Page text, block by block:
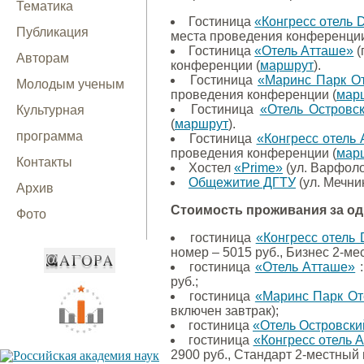
Тематика
Публикация
Авторам
Молодым ученым
Культурная
программа
Контакты
Архив
Фото
Гостиница«Конгресс отель
места проведения
Гостиница«Отель Атташе»
конференции (маршрут).
Гостиница «Маринс Парк
проведения конференции (
Гостиница «Отель
(маршрут).
Гостиница «Конгресс
проведения конференции (
Хостел «Prime» (ул.
Общежитие ДГТУ (ул.
Стоимость проживания за
гостиница «Конгресс отель
номер – 5015 руб., Бизнес 2-
гостиница «Отель Атташе»
руб.;
гостиница «Маринс Парк
включен завтрак);
гостиница «Отель
гостиница «Конгресс отель
2900 руб., Стандарт 2-